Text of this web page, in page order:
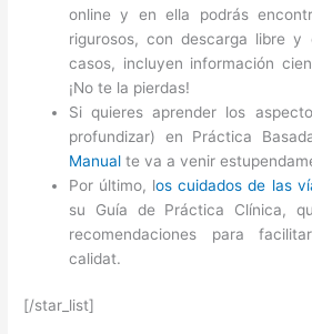
online y en ella podrás
rigurosos, con descarga libre
casos, incluyen información
¡No te la pierdas!
Si quieres aprender los
profundizar) en Práctica
Manual te va a venir
Por último, los cuidados de las
su Guía de Práctica Clínica,
recomendaciones para
calidat.
[/star_list]